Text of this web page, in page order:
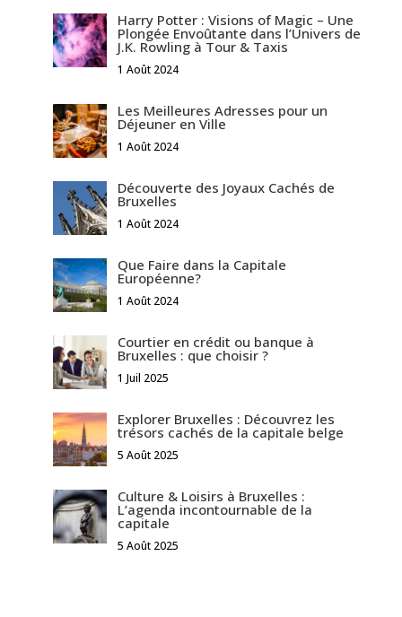
Harry Potter : Visions of Magic – Une
Plongée Envoûtante dans l’Univers de
J.K. Rowling à Tour & Taxis
1 Août 2024
Les Meilleures Adresses pour un
Déjeuner en Ville
1 Août 2024
Découverte des Joyaux Cachés de
Bruxelles
1 Août 2024
Que Faire dans la Capitale
Européenne?
1 Août 2024
Courtier en crédit ou banque à
Bruxelles : que choisir ?
1 Juil 2025
Explorer Bruxelles : Découvrez les
trésors cachés de la capitale belge
5 Août 2025
Culture & Loisirs à Bruxelles :
L’agenda incontournable de la
capitale
5 Août 2025